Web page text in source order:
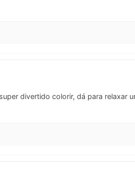
divertido colorir, dá para relaxar